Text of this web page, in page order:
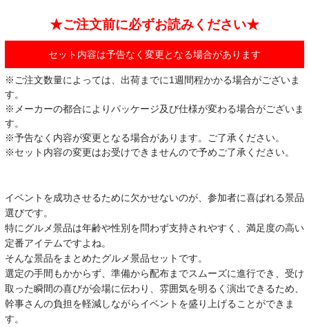
★ご注文前に必ずお読みください★
セット内容は予告なく変更となる場合があります
※ご注文数量によっては、出荷までに1週間程かかる場合がございま
す。
※メーカーの都合によりパッケージ及び仕様が変わる場合がございま
す。
※予告なく内容が変更となる場合があります。ご了承ください。
※セット内容の変更はお受けできませんので予めご了承ください。
イベントを成功させるために欠かせないのが、参加者に喜ばれる景品
選びです。
特にグルメ景品は年齢や性別を問わず支持されやすく、満足度の高い
定番アイテムですよね。
そんな景品をまとめたグルメ景品セットです。
選定の手間もかからず、準備から配布までスムーズに進行でき、受け
取った瞬間の喜びが会場に伝わり、雰囲気を明るく演出できるため、
幹事さんの負担を軽減しながらイベントを盛り上げることができま
す。